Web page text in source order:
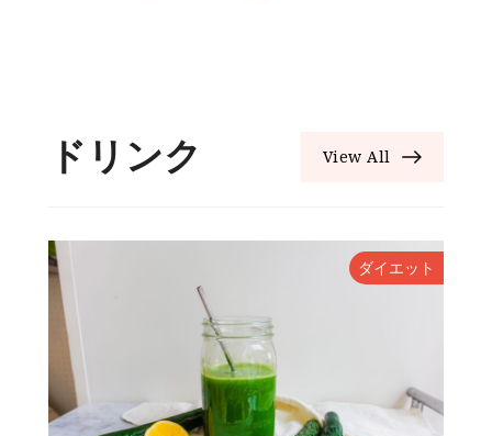
ドリンク View All
ダイエット